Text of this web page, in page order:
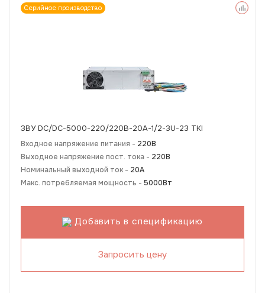
Серийное производство
ЗВУ DC/DC-5000-220/220В-20А-1/2-3U-23 TKI
Входное напряжение питания - 220В
Выходное напряжение пост. тока - 220В
Номинальный выходной ток - 20А
Макс. потребляемая мощность - 5000Вт
Добавить в спецификацию
Запросить цену